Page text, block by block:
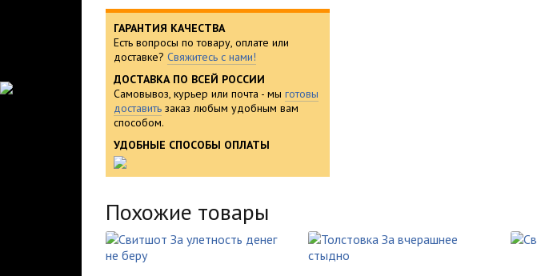
ГАРАНТИЯ КАЧЕСТВА
Есть вопросы по товару, оплате или
доставке? Свяжитесь с нами!
ДОСТАВКА ПО ВСЕЙ РОССИИ
Самовывоз, курьер или почта - мы готовы
доставить заказ любым удобным вам
способом.
УДОБНЫЕ СПОСОБЫ ОПЛАТЫ
Похожие товары